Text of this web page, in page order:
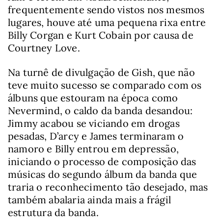
frequentemente sendo vistos nos mesmos
lugares, houve até uma pequena rixa entre
Billy Corgan e Kurt Cobain por causa de
Courtney Love.
Na turnê de divulgação de Gish, que não
teve muito sucesso se comparado com os
álbuns que estouram na época como
Nevermind, o caldo da banda desandou:
Jimmy acabou se viciando em drogas
pesadas, D’arcy e James terminaram o
namoro e Billy entrou em depressão,
iniciando o processo de composição das
músicas do segundo álbum da banda que
traria o reconhecimento tão desejado, mas
também abalaria ainda mais a frágil
estrutura da banda.